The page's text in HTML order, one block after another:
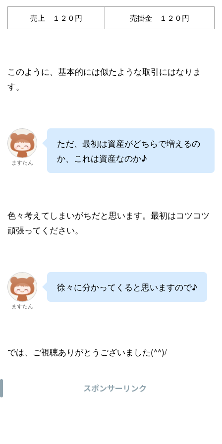
売上 １２０円 売掛金 １２０円
このように、基本的には似たような取引にはなりま
す。
ますたん
ただ、最初は資産がどちらで増えるの
か、これは資産なのか♪
色々考えてしまいがちだと思います。最初はコツコツ
頑張ってください。
ますたん
徐々に分かってくると思いますので♪
では、ご視聴ありがとうございました(^^)/
スポンサーリンク